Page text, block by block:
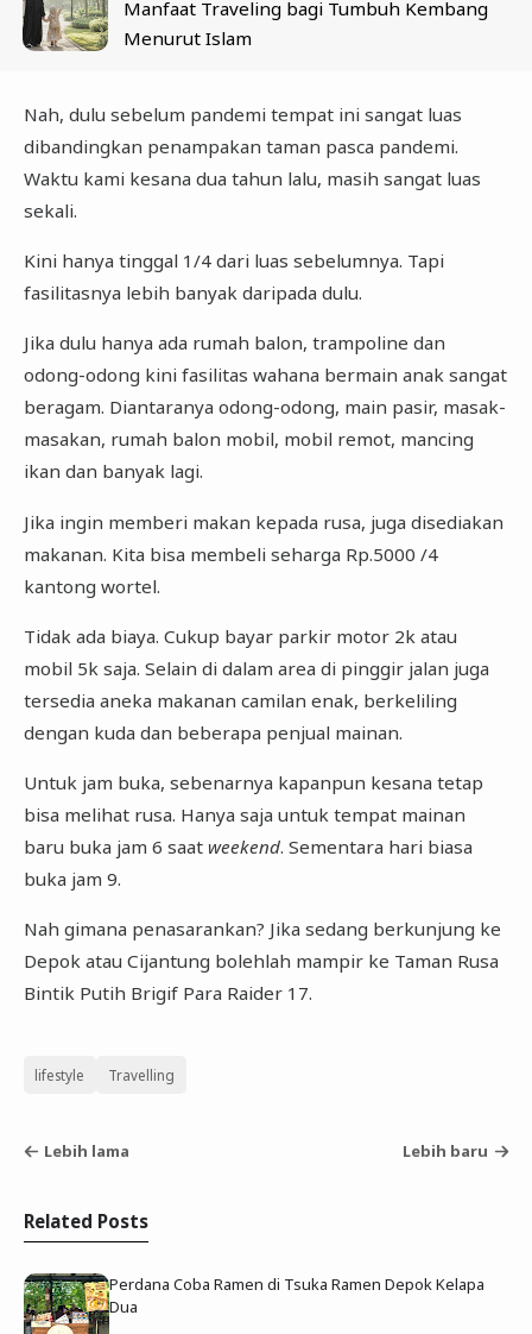
Manfaat Traveling bagi Tumbuh Kembang
Menurut Islam
Nah, dulu sebelum pandemi tempat ini sangat luas
dibandingkan penampakan taman pasca pandemi.
Waktu kami kesana dua tahun lalu, masih sangat luas
sekali.
Kini hanya tinggal 1/4 dari luas sebelumnya. Tapi
fasilitasnya lebih banyak daripada dulu.
Jika dulu hanya ada rumah balon, trampoline dan
odong-odong kini fasilitas wahana bermain anak sangat
beragam. Diantaranya odong-odong, main pasir, masak-
masakan, rumah balon mobil, mobil remot, mancing
ikan dan banyak lagi.
Jika ingin memberi makan kepada rusa, juga disediakan
makanan. Kita bisa membeli seharga Rp.5000 /4
kantong wortel.
Tidak ada biaya. Cukup bayar parkir motor 2k atau
mobil 5k saja. Selain di dalam area di pinggir jalan juga
tersedia aneka makanan camilan enak, berkeliling
dengan kuda dan beberapa penjual mainan.
Untuk jam buka, sebenarnya kapanpun kesana tetap
bisa melihat rusa. Hanya saja untuk tempat mainan
baru buka jam 6 saat weekend. Sementara hari biasa
buka jam 9.
Nah gimana penasarankan? Jika sedang berkunjung ke
Depok atau Cijantung bolehlah mampir ke Taman Rusa
Bintik Putih Brigif Para Raider 17.
lifestyle Travelling
Lebih lama Lebih baru
Related Posts
Perdana Coba Ramen di Tsuka Ramen Depok Kelapa
Dua